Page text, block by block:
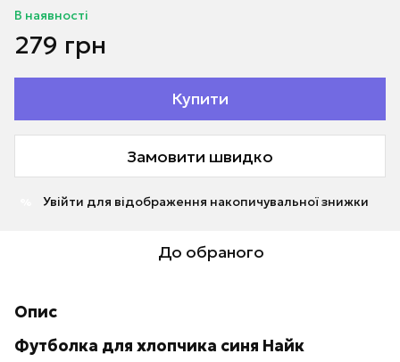
В наявності
279 грн
Купити
Замовити швидко
Увійти для відображення накопичувальної знижки
До обраного
Опис
Футболка для хлопчика синя Найк